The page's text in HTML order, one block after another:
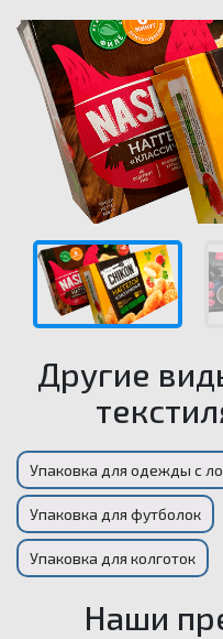
Другие
Упаковка для одежды с
Упаковка для футболок
Упаковка для колготок
Наши